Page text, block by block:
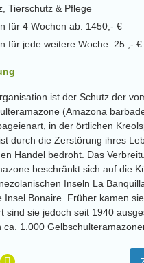
Tierschutz & Pflege
für 4 Wochen ab: 1450,- €
für jede weitere Woche: 25 ,- €
ist der Schutz der
(Amazona
in der örtlichen
ist durch die Zerstörung ihres
Handel bedroht. Das
beschränkt sich auf die
Inseln La
Insel Bonaire. Früher kamen
sind sie jedoch seit 1940
1.000